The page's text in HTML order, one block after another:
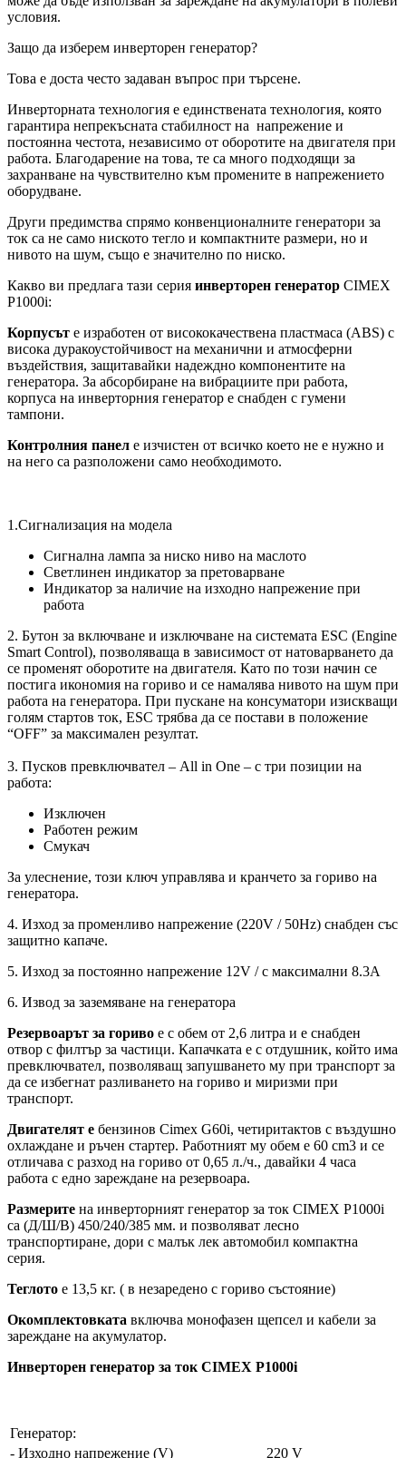
условия.
Защо да изберем инверторен генератор?
Това е доста често задаван въпрос при търсене.
Инверторната технология е единствената технология, която
гарантира непрекъсната стабилност на напрежение и
постоянна честота, независимо от оборотите на двигателя при
работа. Благодарение на това, те са много подходящи за
захранване на чувствително към промените в напрежението
оборудване.
Други предимства спрямо конвенционалните генератори за
ток са не само ниското тегло и компактните размери, но и
нивото на шум, също е значително по ниско.
Какво ви предлага тази серия инверторен генератор CIMEX
P1000i:
Корпусът е изработен от висококачествена пластмаса (ABS) с
висока дуракоустойчивост на механични и атмосферни
въздействия, защитавайки надеждно компонентите на
генератора. За абсорбиране на вибрациите при работа,
корпуса на инверторния генератор е снабден с гумени
тампони.
Контролния панел е изчистен от всичко което не е нужно и
на него са разположени само необходимото.
1.Сигнализация на модела
Сигнална лампа за ниско ниво на маслото
Светлинен индикатор за претоварване
Индикатор за наличие на изходно напрежение при
работа
2. Бутон за включване и изключване на системата ESC (Engine
Smart Control), позволяваща в зависимост от натоварването да
се променят оборотите на двигателя. Като по този начин се
постига икономия на гориво и се намалява нивото на шум при
работа на генератора. При пускане на консуматори изискващи
голям стартов ток, ESC трябва да се постави в положение
“OFF” за максимален резултат.
3. Пусков превключвател – All in One – с три позиции на
работа:
Изключен
Работен режим
Смукач
За улеснение, този ключ управлява и кранчето за гориво на
генератора.
4. Изход за променливо напрежение (220V / 50Hz) снабден със
защитно капаче.
5. Изход за постоянно напрежение 12V / с максимални 8.3A
6. Извод за заземяване на генератора
Резервоарът за гориво е с обем от 2,6 литра и е снабден
отвор с филтър за частици. Капачката е с отдушник, който има
превключвател, позволяващ запушването му при транспорт за
да се избегнат разливането на гориво и миризми при
транспорт.
Двигателят е бензинов Cimex G60i, четиритактов с въздушно
охлаждане и ръчен стартер. Работният му обем е 60 cm3 и се
отличава с разход на гориво от 0,65 л./ч., давайки 4 часа
работа с едно зареждане на резервоара.
Размерите на инверторният генератор за ток CIMEX P1000i
са (Д/Ш/В) 450/240/385 мм. и позволяват лесно
транспортиране, дори с малък лек автомобил компактна
серия.
Теглото е 13,5 кг. ( в незаредено с гориво състояние)
Окомплектовката включва монофазен щепсел и кабели за
зареждане на акумулатор.
Инверторен генератор за ток CIMEX P1000i
Генератор:
- Изходно напрежение (V)
220 V